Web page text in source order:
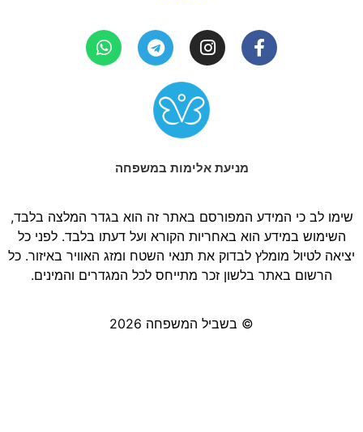
מניעת אלימות במשפחה
שימו לב כי המידע המפורסם באתר זה הוא בגדר המלצה בלבד,
השימוש במידע הוא באחריות הקורא ועל דעתו בלבד. לפני כל
יציאה לטיול מומלץ לבדוק את תנאי השטח ומזג האוויר באיזור. כל
הרשום באתר בלשון זכר מתייחס לכל המגדרים והמינים.
© בשביל המשפחה 2026